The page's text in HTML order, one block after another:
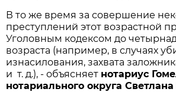
В то же время за совершение
преступлений этот возрастной
Уголовным кодексом до
возраста (например, в случаях
изнасилования, захвата
и т. д.), - объясняет нотариус
нотариального округа